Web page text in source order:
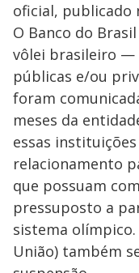
oficial, publicado
O Banco do
vôlei brasileiro —
públicas e/ou
foram
meses da
essas
relacionamento
que possuam
pressuposto a
sistema olímpico.
União) também